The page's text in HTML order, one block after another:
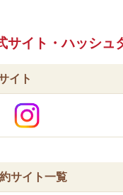
サイト・ハッシュ
イト
サイト一覧